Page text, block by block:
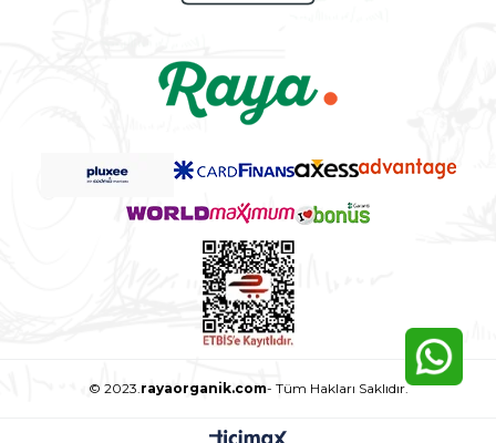
© 2023. rayaorganik.com- Tüm Hakları Saklıdır.